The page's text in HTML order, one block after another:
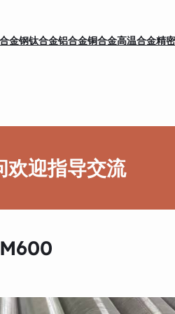
合金钢钛合金铝合金铜合金高温合金精
欢迎指导交流